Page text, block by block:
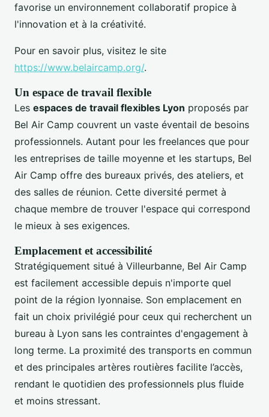
favorise un environnement collaboratif propice à
l'innovation et à la créativité.
Pour en savoir plus, visitez le site
https://www.belaircamp.org/.
Un espace de travail flexible
Les espaces de travail flexibles Lyon proposés par
Bel Air Camp couvrent un vaste éventail de besoins
professionnels. Autant pour les freelances que pour
les entreprises de taille moyenne et les startups, Bel
Air Camp offre des bureaux privés, des ateliers, et
des salles de réunion. Cette diversité permet à
chaque membre de trouver l'espace qui correspond
le mieux à ses exigences.
Emplacement et accessibilité
Stratégiquement situé à Villeurbanne, Bel Air Camp
est facilement accessible depuis n'importe quel
point de la région lyonnaise. Son emplacement en
fait un choix privilégié pour ceux qui recherchent un
bureau à Lyon sans les contraintes d'engagement à
long terme. La proximité des transports en commun
et des principales artères routières facilite l’accès,
rendant le quotidien des professionnels plus fluide
et moins stressant.